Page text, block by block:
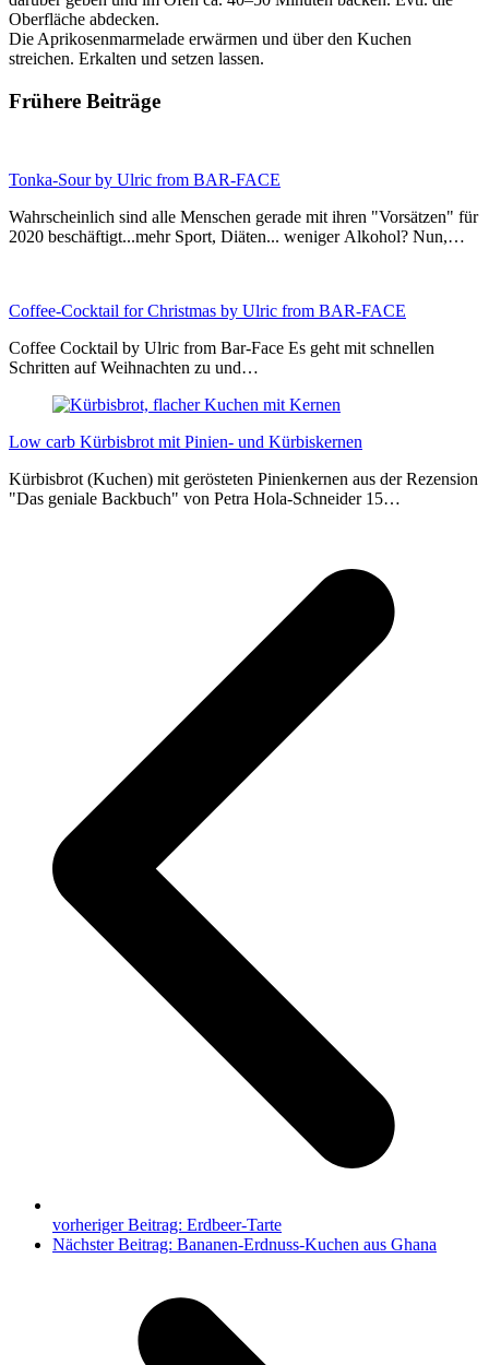
Oberfläche abdecken.
Die Aprikosenmarmelade erwärmen und über den Kuchen
streichen. Erkalten und setzen lassen.
Frühere Beiträge
Tonka-Sour by Ulric from BAR-FACE
Wahrscheinlich sind alle Menschen gerade mit ihren "Vorsätzen" für
2020 beschäftigt...mehr Sport, Diäten... weniger Alkohol? Nun,…
Coffee-Cocktail for Christmas by Ulric from BAR-FACE
Coffee Cocktail by Ulric from Bar-Face Es geht mit schnellen
Schritten auf Weihnachten zu und…
Low carb Kürbisbrot mit Pinien- und Kürbiskernen
Kürbisbrot (Kuchen) mit gerösteten Pinienkernen aus der Rezension
"Das geniale Backbuch" von Petra Hola-Schneider 15…
vorheriger Beitrag: Erdbeer-Tarte
Nächster Beitrag: Bananen-Erdnuss-Kuchen aus Ghana